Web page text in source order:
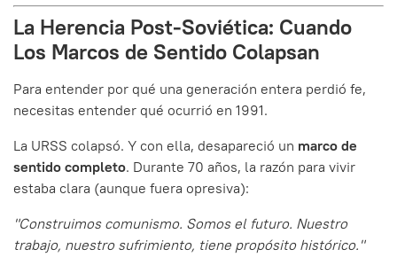
La Herencia Post-Soviética: Cuando
Los Marcos de Sentido Colapsan
Para entender por qué una generación entera perdió fe,
necesitas entender qué ocurrió en 1991.
La URSS colapsó. Y con ella, desapareció un marco de
sentido completo. Durante 70 años, la razón para vivir
estaba clara (aunque fuera opresiva):
"Construimos comunismo. Somos el futuro. Nuestro
trabajo, nuestro sufrimiento, tiene propósito histórico."